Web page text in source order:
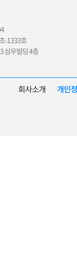
-1333호
삼우빌딩 4층
회사소개 개인